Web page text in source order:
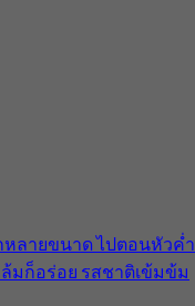
หลายขนาด ไปตอนหัวค่ำ
มก็อร่อย รสชาติเข้มข้ม